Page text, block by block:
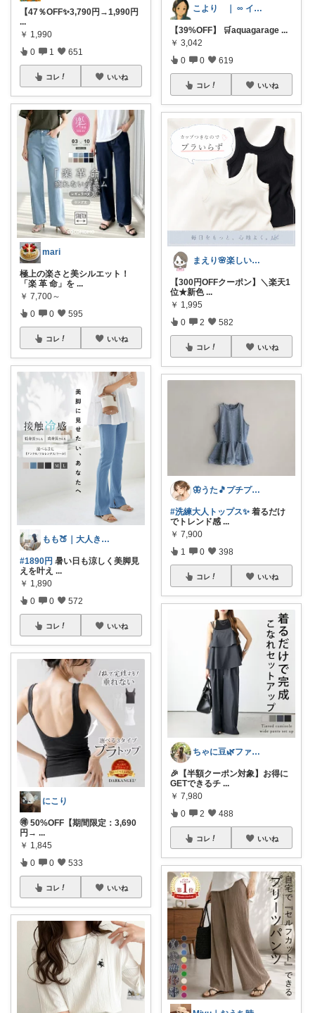
【47％OFF✨3,790円→1,990円
...
￥ 1,990
0 1 651
コレ いいね
mari
極上の楽さと美シルエット！
「楽 革 命」を ...
￥ 7,700～
0 0 595
コレ いいね
もも🍑｜大人きれいめファッション
#1890円 暑い日も涼しく美脚見
えを叶え ...
￥ 1,890
0 0 572
コレ いいね
にこり
🉐 50%OFF【期間限定：3,690
円→ ...
￥ 1,845
0 0 533
コレ いいね
こより ｜ ∞ イヤイライケレ ∞
【39%OFF】 🛒aquagarage ...
￥ 3,042
0 0 619
コレ いいね
まえり🌸楽しい暮らし🍀
【300円OFFクーポン】＼楽天1
位★新色 ...
￥ 1,995
0 2 582
コレ いいね
🦋うた🎵プチプラでも妥協したくない
#洗練大人トップス✨ 着るだけ
でトレンド感 ...
￥ 7,900
1 0 398
コレ いいね
ちゃに豆🌿ファッション好き✨
🎉【半額クーポン対象】お得に
GETできるチ ...
￥ 7,980
0 2 488
コレ いいね